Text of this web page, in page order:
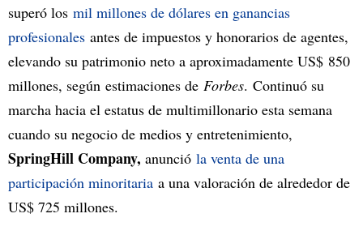
superó los mil millones de dólares en ganancias
profesionales antes de impuestos y honorarios de agentes,
elevando su patrimonio neto a aproximadamente US$ 850
millones, según estimaciones de Forbes. Continuó su
marcha hacia el estatus de multimillonario esta semana
cuando su negocio de medios y entretenimiento,
SpringHill Company, anunció la venta de una
participación minoritaria a una valoración de alrededor de
US$ 725 millones.